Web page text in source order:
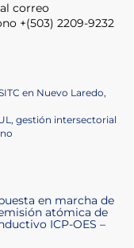
correo
+(503) 2209-9232
en Nuevo Laredo,
gestión intersectorial
en marcha de
atómica de
ICP-OES –